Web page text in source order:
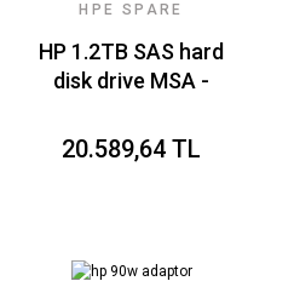
HPE SPARE
HP 1.2TB SAS hard
disk drive MSA -
20.589,64 TL